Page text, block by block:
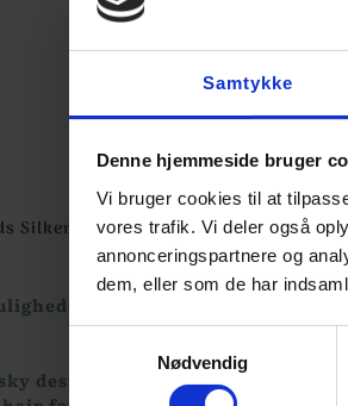
Samtykke
Denne hjemmeside bruger
Vi bruger cookies til at
vores trafik. Vi deler også
annonceringspartnere og
dem, eller som de har
Nødvendig
Silkemohair – 25 gr.